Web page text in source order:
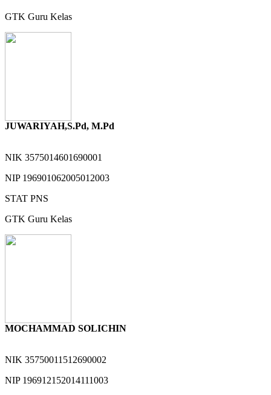
GTK Guru Kelas
JUWARIYAH,S.Pd, M.Pd
NIK 3575014601690001
NIP 196901062005012003
STAT PNS
GTK Guru Kelas
MOCHAMMAD SOLICHIN
NIK 35750011512690002
NIP 196912152014111003